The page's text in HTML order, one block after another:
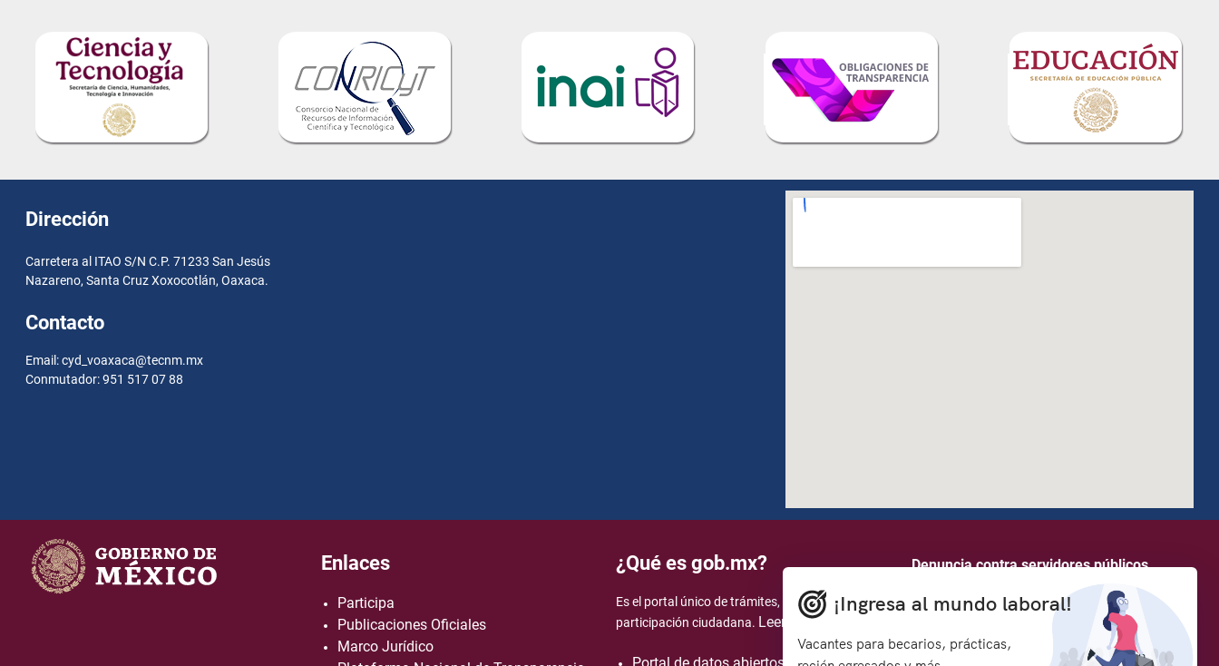
Dirección
Carretera al ITAO S/N C.P. 71233 San Jesús
Nazareno, Santa Cruz Xoxocotlán, Oaxaca.
Contacto
Email: cyd_voaxaca@tecnm.mx
Conmutador: 951 517 07 88
how to embed google map in website
Enlaces
Participa
Publicaciones Oficiales
Marco Jurídico
¿Qué es gob.mx?
Es el portal único de trámites, información y
participación ciudadana. Leer más
Portal de datos abiertos
Denuncia contra servidores públicos
Síguenos en:
¡Ingresa al mundo laboral!
Vacantes para becarios, prácticas,